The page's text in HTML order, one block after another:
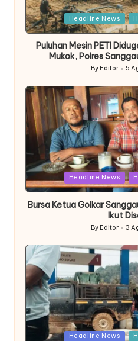
Posted
in
Headline News
Puluhan Mesin PETI
Mukok, Polres
Posted
By Editor 5
in
Headline News
Bursa Ketua Golkar
Ikut
Posted
By Editor 3
Posted
Headline News